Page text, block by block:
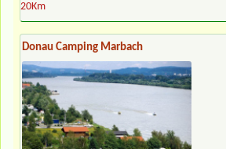
20Km
Donau Camping Marbach